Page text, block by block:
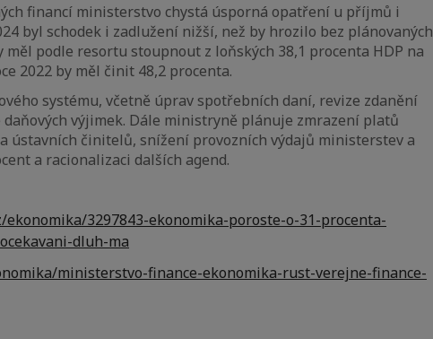
financí ministerstvo chystá úsporná opatření u příjmů i
byl schodek i zadlužení nižší, než by hrozilo bez plánovaných
podle resortu stoupnout z loňských 38,1 procenta HDP na
2022 by měl činit 48,2 procenta.
systému, včetně úprav spotřebních daní, revize zdanění
výjimek. Dále ministryně plánuje zmrazení platů
ústavních činitelů, snížení provozních výdajů ministerstev a
a racionalizaci dalších agend.
ekonomika/3297843-ekonomika-poroste-o-31-procenta-
dluh-ma
ministerstvo-finance-ekonomika-rust-verejne-finance-